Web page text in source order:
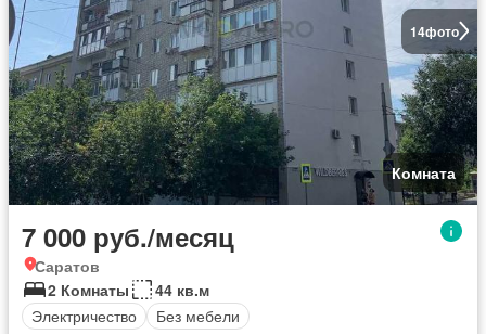
14фото
Комната
7 000 руб./месяц
Саратов
2 Комнаты
44 кв.м
Электричество
Без мебели